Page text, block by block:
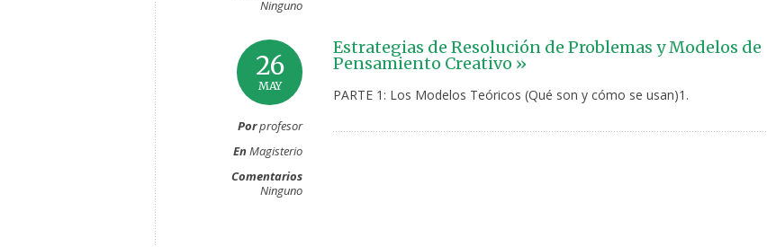
Ninguno
26
MAY
Porprofesor
EnMagisterio
Comentarios
Ninguno
Estrategias de Resolución de Problemas y Modelos de
Pensamiento Creativo »
PARTE 1: Los Modelos Teóricos (Qué son y cómo se usan)1.